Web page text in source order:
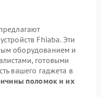
Fhiaba. Эти
оборудованием и
готовыми
вашего гаджета в
поломок и их